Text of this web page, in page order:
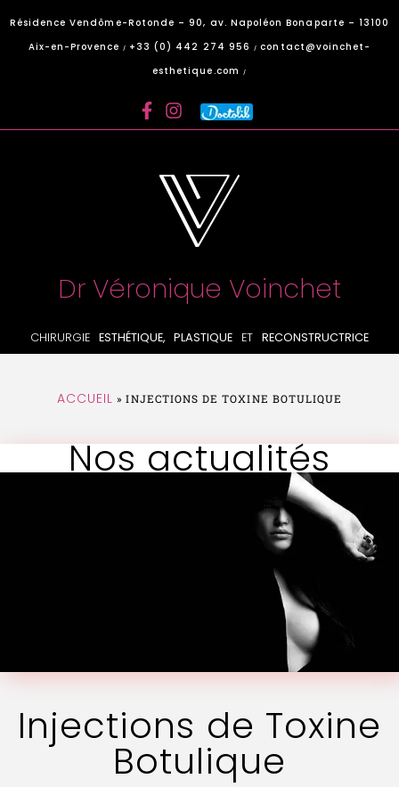
Résidence Vendôme-Rotonde – 90, av. Napoléon Bonaparte – 13100
Aix-en-Provence
/ +33 (0) 442 274 956/contact@voinchet-
esthetique.com
/
Dr Véronique Voinchet
CHIRURGIE ESTHÉTIQUE, PLASTIQUE ET RECONSTRUCTRICE
ACCUEIL »INJECTIONS DE TOXINE BOTULIQUE
Nos actualités
Injections de Toxine
Botulique